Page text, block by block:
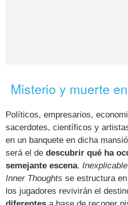
Misterio y muerte
Políticos, empresarios,
sacerdotes, científicos y
en un banquete en dicha
será el dedescubrir qué ha
semejante escena.
Inner Thoughts se estructura
los jugadores revivirán el